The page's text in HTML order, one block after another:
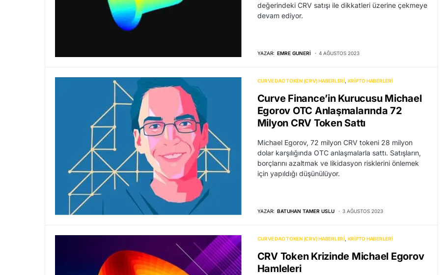
değerindeki CRV satışı ile dikkatleri üzerine çekmeye
devam ediyor.
YAZAR: EMRE GUNERI 4 AĞUSTOS 2023
CURVE DAO TOKEN (CRV) HABERLERI KRIPTO HABERLERI
Curve Finance’in Kurucusu Michael
Egorov OTC Anlaşmalarında 72
Milyon CRV Token Sattı
Michael Egorov, 72 milyon CRV tokeni 28 milyon
dolar karşılığında OTC anlaşmalarla sattı. Satışların,
borçlarını azaltmak ve likidasyon risklerini önlemek
için yapıldığı düşünülüyor.
YAZAR: BATUHAN TAMER USLU 3 AĞUSTOS 2023
CURVE DAO TOKEN (CRV) HABERLERI KRIPTO HABERLERI
CRV Token Krizinde Michael Egorov
Hamleleri